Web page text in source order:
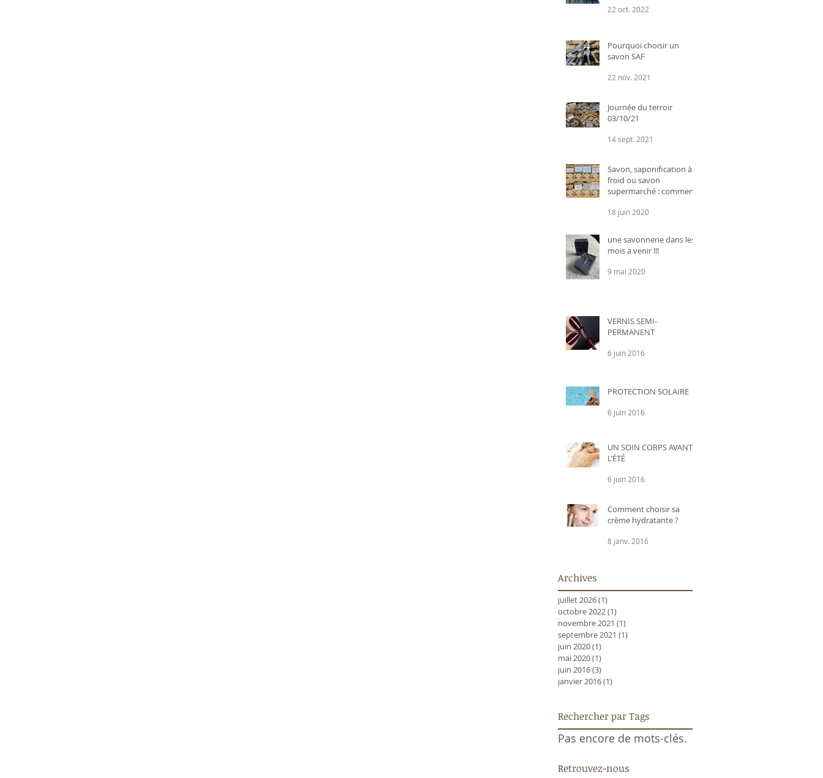
22 oct. 2022
Pourquoi choisir un
savon SAF
22 nov. 2021
Journée du terroir
03/10/21
14 sept. 2021
Savon, saponification à
froid ou savon
supermarché : comment
18 juin 2020
une savonnerie dans les
mois a venir !!!
9 mai 2020
VERNIS SEMI-
PERMANENT
6 juin 2016
PROTECTION SOLAIRE
6 juin 2016
UN SOIN CORPS AVANT
L’ÉTÉ
6 juin 2016
Comment choisir sa
crème hydratante ?
8 janv. 2016
Archives
juillet 2026(1)
octobre 2022(1)
novembre 2021 (1)
septembre 2021 (1)
juin 2020(1)
mai 2020(1)
juin 2016(3)
janvier 2016(1)
Rechercher par Tags
Pas encore de mots-clés.
Retrouvez-nous